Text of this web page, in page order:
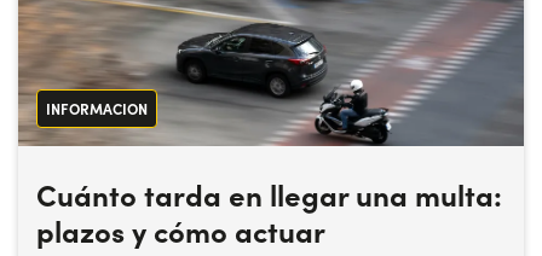
INFORMACION
Cuánto tarda en llegar una multa:
plazos y cómo actuar